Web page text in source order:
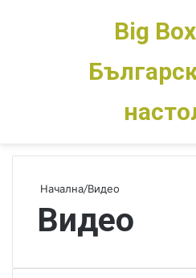
Switch skin
Big
Начална/Видео
Видео